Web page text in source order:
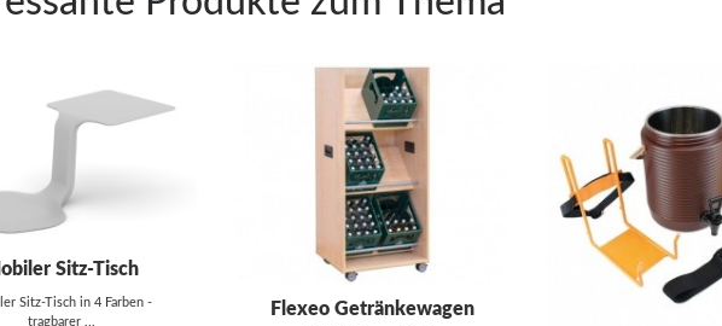
Sitz-Tisch
Sitz-Tisch in 4 Farben -
tragbarer ...
Flexeo Getränkewagen